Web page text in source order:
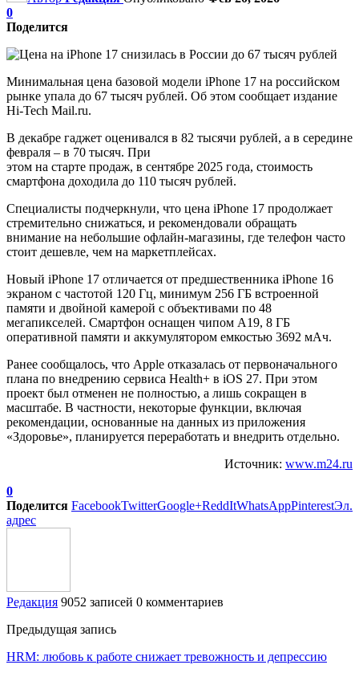
0
Поделится
Минимальная цена базовой модели iPhone 17 на российском
рынке упала до 67 тысяч рублей. Об этом сообщает издание
Hi-Tech Mail.ru.
В декабре гаджет оценивался в 82 тысячи рублей, а в середине
февраля – в 70 тысяч. При
этом на старте продаж, в сентябре 2025 года, стоимость
смартфона доходила до 110 тысяч рублей.
Специалисты подчеркнули, что цена iPhone 17 продолжает
стремительно снижаться, и рекомендовали обращать
внимание на небольшие офлайн-магазины, где телефон часто
стоит дешевле, чем на маркетплейсах.
Новый iPhone 17 отличается от предшественника iPhone 16
экраном с частотой 120 Гц, минимум 256 ГБ встроенной
памяти и двойной камерой с объективами по 48
мегапикселей. Смартфон оснащен чипом A19, 8 ГБ
оперативной памяти и аккумулятором емкостью 3692 мАч.
Ранее сообщалось, что Apple отказалась от первоначального
плана по внедрению сервиса Health+ в iOS 27. При этом
проект был отменен не полностью, а лишь сокращен в
масштабе. В частности, некоторые функции, включая
рекомендации, основанные на данных из приложения
«Здоровье», планируется переработать и внедрить отдельно.
Источник: www.m24.ru
0
Поделится FacebookTwitterGoogle+ReddItWhatsAppPinterestЭл.
адрес
Редакция 9052 записей 0 комментариев
Предыдущая запись
HRM: любовь к работе снижает тревожность и депрессию